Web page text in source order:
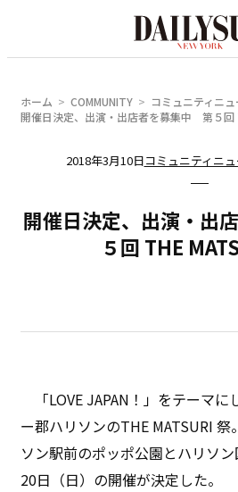
ホーム COMMUNITY
コミュニティニュ
開催日決定、出演・出店者を募集中 第５回
2018年3月10日コミュニティニ
開催日決定、出演・出
５回 THE
「LOVE JAPAN！」をテーマに
ー郡ハリソンのTHE MATSURI
ソン駅前のポッポ公園とハリソ
20日（日）の開催が決定した。